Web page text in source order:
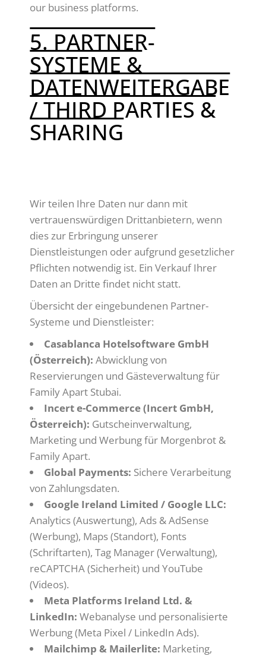
our business platforms.
5. PARTNER-
SYSTEME &
DATENWEITERGABE
/ THIRD PARTIES &
SHARING
Wir teilen Ihre Daten nur dann mit
vertrauenswürdigen Drittanbietern, wenn
dies zur Erbringung unserer
Dienstleistungen oder aufgrund gesetzlicher
Pflichten notwendig ist. Ein Verkauf Ihrer
Daten an Dritte findet nicht statt.
Übersicht der eingebundenen Partner-
Systeme und Dienstleister:
Casablanca Hotelsoftware GmbH
(Österreich): Abwicklung von
Reservierungen und Gästeverwaltung für
Family Apart Stubai.
Incert e-Commerce (Incert GmbH,
Österreich): Gutscheinverwaltung,
Marketing und Werbung für Morgenbrot &
Family Apart.
Global Payments: Sichere Verarbeitung
von Zahlungsdaten.
Google Ireland Limited / Google LLC:
Analytics (Auswertung), Ads & AdSense
(Werbung), Maps (Standort), Fonts
(Schriftarten), Tag Manager (Verwaltung),
reCAPTCHA (Sicherheit) und YouTube
(Videos).
Meta Platforms Ireland Ltd. &
LinkedIn: Webanalyse und personalisierte
Werbung (Meta Pixel / LinkedIn Ads).
Mailchimp & Mailerlite: Marketing,